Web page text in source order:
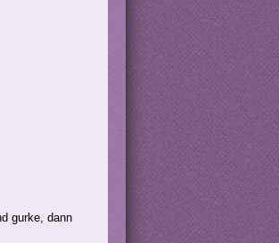
gurke, dann